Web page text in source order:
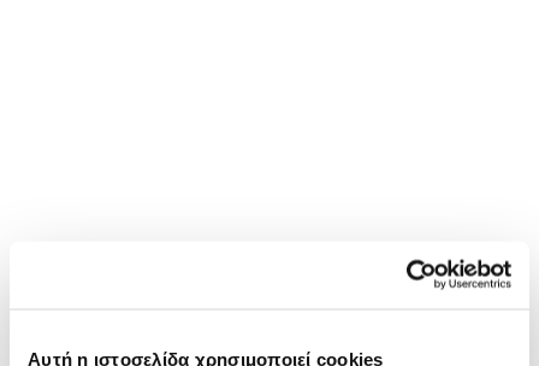
Αυτή η ιστοσελίδα χρησιμοποιεί cookies